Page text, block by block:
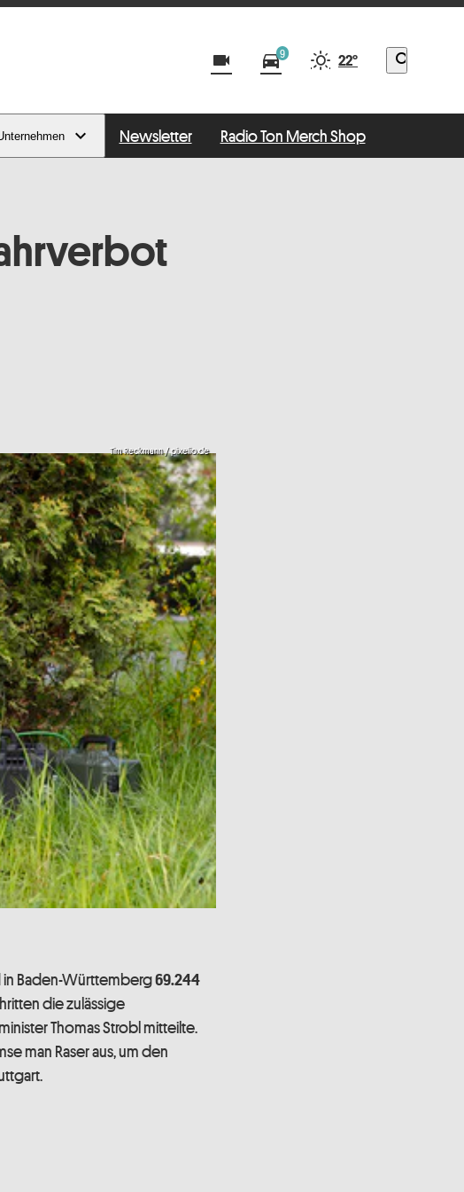
videocam directions_car9 22° search
Newsletter Radio Ton Merch Shop
Tim Reckmann / pixelio.de
Baden-Württemberg69.244
die zulässige
Thomas Strobl mitteilte.
man Raser aus, um den